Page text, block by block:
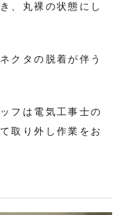
、丸裸の状態にし
クタの脱着が伴う
フは電気工事士の
取り外し作業をお